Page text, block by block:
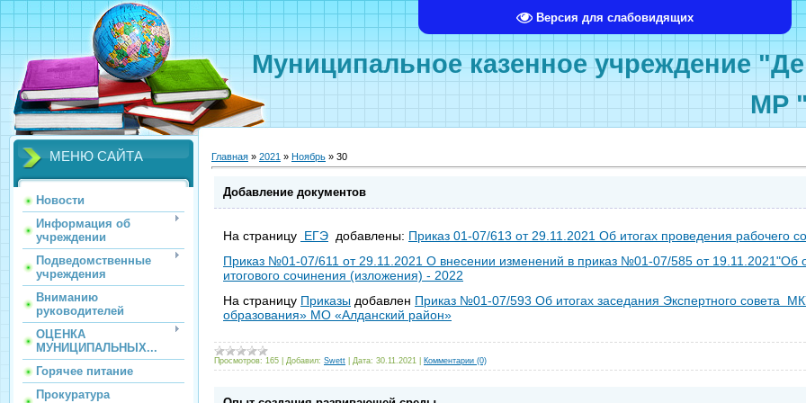
Версия для слабовидящих
Муниципальное казенное учреждение
МР
МЕНЮ САЙТА
Новости
Информация об
учреждении
Подведомственные
учреждения
Вниманию
руководителей
ОЦЕНКА
МУНИЦИПАЛЬНЫХ...
Горячее питание
Прокуратура
Главная » 2021 » Ноябрь » 30
Добавление документов
На страницу ЕГЭ добавлены: Приказ 01-07/613 от 29.11.2021 Об итогах проведения рабочего
Приказ №01-07/611 от 29.11.2021 О внесении изменений в приказ №01-07/585 от 19.11.2021"Об
итогового сочинения (изложения) - 2022
На страницу Приказы добавлен Приказ №01-07/593 Об итогах заседания Экспертного совета
образования» МО «Алданский район»
Просмотров: 165 Добавил: Swett Дата: 30.11.2021 Комментарии (0)